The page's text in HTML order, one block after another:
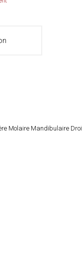
Molaire Mandibulaire